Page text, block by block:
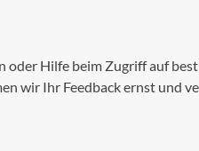
oder Hilfe beim Zugriff auf
wir Ihr Feedback ernst und